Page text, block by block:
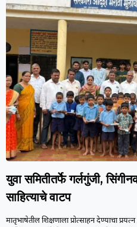
युवा समितीतर्फे गर्लगुंजी,
साहित्याचे वाटप
मातृभाषेतील शिक्षणाला प्रोत्साहन देण्याचा